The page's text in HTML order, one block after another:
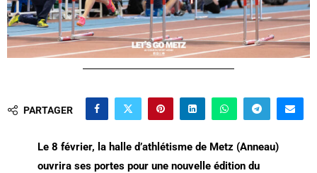
PARTAGER
Le 8 février, la halle d’athlétisme de Metz (Anneau)
ouvrira ses portes pour une nouvelle édition du